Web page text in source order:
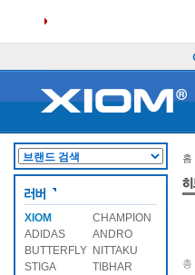
XIOM
CHAMPION
ADIDAS
ANDRO
BUTTERFLY NITTAKU
STIGA
TIBHAR
홈
총